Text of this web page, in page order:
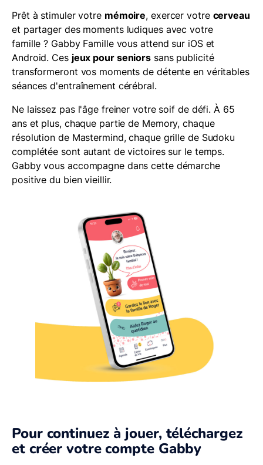
Prêt à stimuler votre mémoire, exercer votre cerveau
et partager des moments ludiques avec votre
famille ? Gabby Famille vous attend sur iOS et
Android. Ces jeux pour seniors sans publicité
transformeront vos moments de détente en véritables
séances d'entraînement cérébral.
Ne laissez pas l'âge freiner votre soif de défi. À 65
ans et plus, chaque partie de Memory, chaque
résolution de Mastermind, chaque grille de Sudoku
complétée sont autant de victoires sur le temps.
Gabby vous accompagne dans cette démarche
positive du bien vieillir.
Pour continuez à jouer, téléchargez
et créer votre compte Gabby